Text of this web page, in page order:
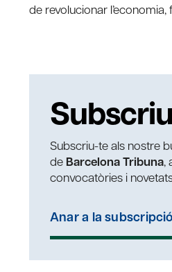
de revolucionar
Subscriu-te als nostre
de Barcelona Tribuna,
convocatòries i
Anar a la subscripció